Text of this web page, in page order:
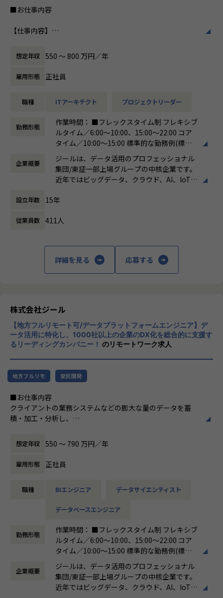
員全員が燃える会社」を目指しています。理
展する企業です。そして、社員全員が燃え続
ます。お客様に対する長期的な貢献を果たす
■お仕事内容
【仕事内容】
するため、ビックデータの活用支援を行います。データ蓄
積・加工・分析し、経営層の意思決定に活用する BI(Busines
s Intelligence）やAzure、AWS、GCPなどのクラウド、AI、
機械学習などを含むデータプラットフォームの導入から実行
ィスにて事業、そして組織拡大に貢献いただきたいと考えて
●直案件が多く、エンドユーザー様とのやり取りも多く発生
します。クライアントの要望に沿ったデータプラットフォー
ムの企画、設計、実装まで、プロジェクトに一気通貫で関わ
って頂きます。
●主に要件定義からテストまでお任せします。開発だけでな
のコミュニケーション能力など、幅広い経験に基づくスキル
●エンドユーザー様と直接やり取りをする立場であり、要件
【ポジションの魅力】
●北海道拠点でも顧客は東京本社と同様で、大手企業を中心
とした企業様のデータやDX推進に触れる機会も多く、東京で
【募集背景】
ジールの成長拡大、そして市場の成長性にこたえるための採
用になります。働く地域を理由とした就業の制限をなくし、
りつつ、大手企業のデータプラットフォーム案件の中核とな
【業務の変更の範囲】
適正に応じて、会社の指示する業務への異動を命じることが
想定年収 550 〜 800 万円／年
雇用形態 正社員
職種 ITアーキテクト プロジェクトリーダー
勤務形態
作業時間： ■フレックスタイム制 フレキシブ
ルタイム／6:00～10:00、15:00～22:00 コア
タイム／10:00～15:00 標準的な勤務例(標準
労働時間)／9:00～18:00
働き方：フレックス制（コアタイムあり）
時間外労働の有無： 有（月平均19時間）
休憩時間： 60分
企業概要
ジールは、データ活用のプロフェッショナル
集団/東証一部上場グループの中核企業です。
近年ではビッグデータ、クラウド、AI、IoTを
する立場にスコープを拡張しています。
顧客の大半は大手企業となっており、30年以
■Mission：専門性と技術力、高度な分析ノ
ズに応えるため、私たちは「プロフェッショ
ナルサービスの大衆化」をミッションとして
掲げております。高い専門性を持った技術
力、深い経験から得られた多様性のある高度
な分析力をハイクオリティ＆ローコストで提
供することで、企業の競争優位確保に貢献す
ることを私たちは使命としております。
造」を掲げて、理想企業の創造に向け、「社
員全員が燃える会社」を目指しています。理
展する企業です。そして、社員全員が燃え続
ます。お客様に対する長期的な貢献を果たす
設立年数 15年
従業員数 411人
詳細を見る 応募する
株式会社ジール
【地方フルリモート可/データプラットフォームエンジニア】デ
ータ活用に特化し、1000社以上の企業のDX化を総合的に支援す
るリーディングカンパニー！ のリモートワーク求人
地方フルリモ 受託開発
■お仕事内容
クライアントの業務システムなどの膨大な量のデータを蓄
積・加工・分析し、
含むデータプラットフォームの導入から実行支援までを行っ
ています。
【詳細】
画、設計、実装まで、プロジェクトに一気通貫で関わってい
●主に要件定義からテストまでお任せします。開発だけでな
エンドユーザーとのコミュニケーション能力など、幅広い経
験に基づくスキルアップ・キャリアアップが可能な環境で
●エンドユーザー様と直接やり取りをする立場であり、要件
定義など上流工程に携われます。
想定年収 550 〜 790 万円／年
雇用形態 正社員
職種 BIエンジニア データサイエンティスト
データベースエンジニア
勤務形態
作業時間： ■フレックスタイム制 フレキシブ
ルタイム／6:00～10:00、15:00～22:00 コア
タイム／10:00～15:00 標準的な勤務例(標準
労働時間)／9:00～18:00
働き方：フレックス制（コアタイムあり）
時間外労働の有無： 有（月平均19時間）
休憩時間： 60分
企業概要
ジールは、データ活用のプロフェッショナル
集団/東証一部上場グループの中核企業です。
近年ではビッグデータ、クラウド、AI、IoTを